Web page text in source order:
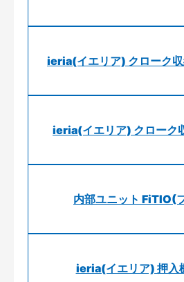
ieria(イエリア) クローク収
ieria(イエリア) クローク
内部ユニット FiTIO(
ieria(イエリア) 押入